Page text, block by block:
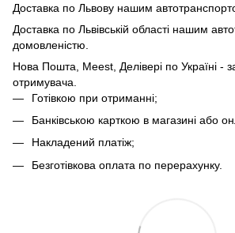
Доставка по Львову нашим
Доставка по Львівській області нашим
домовленістю.
Нова Пошта, Meest, Делівері по Україні -
отримувача.
Готівкою при отриманні;
Банківською карткою в магазині або
Накладений платіж;
Безготівкова оплата по перерахунку.